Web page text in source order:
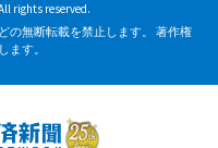
rights reserved.
の無断転載を禁止します。 著作権
ます。